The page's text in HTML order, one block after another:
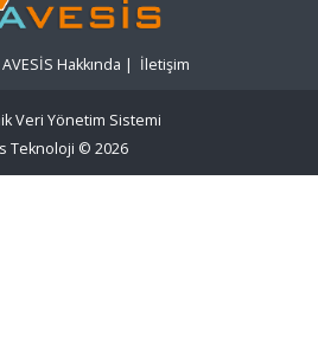
AVESİS Hakkında | İletişim
Veri Yönetim Sistemi
Teknoloji © 2026